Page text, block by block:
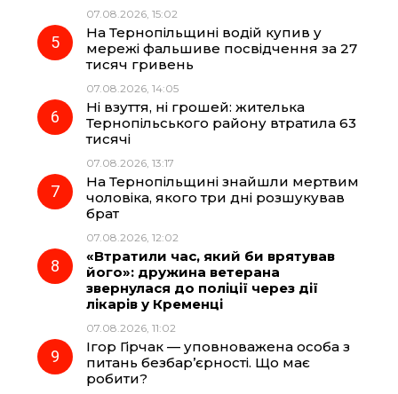
07.08.2026, 15:02
На Тернопільщині водій купив у
мережі фальшиве посвідчення за 27
тисяч гривень
07.08.2026, 14:05
Ні взуття, ні грошей: жителька
Тернопільського району втратила 63
тисячі
07.08.2026, 13:17
На Тернопільщині знайшли мертвим
чоловіка, якого три дні розшукував
брат
07.08.2026, 12:02
«Втратили час, який би врятував
його»: дружина ветерана
звернулася до поліції через дії
лікарів у Кременці
07.08.2026, 11:02
Ігор Гірчак — уповноважена особа з
питань безбар’єрності. Що має
робити?